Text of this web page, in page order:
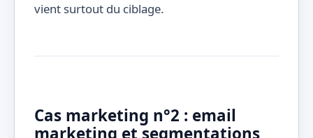
vient surtout du ciblage.
Cas marketing n°2 : email
marketing et segmentations